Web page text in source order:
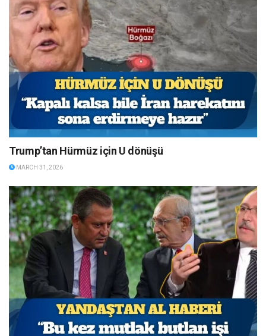
Trump’tan Hürmüz için U dönüşü
MARCH 31, 2026